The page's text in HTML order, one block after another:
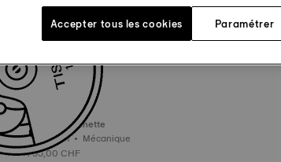
Tissot Savonnette
49.55 mm • Mécanique
795,00 CHF
Paramétrer
Accepter tous les cookies